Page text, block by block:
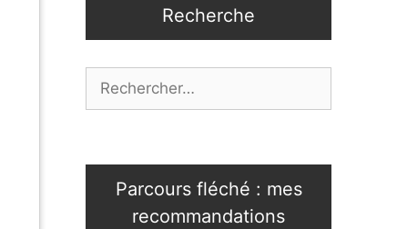
Recherche
Parcours fléché : mes
recommandations